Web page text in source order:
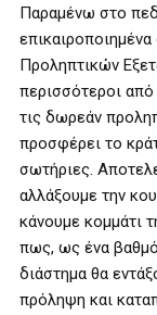
Παραμένω στο
Προληπτικών
περισσότεροι
τις δωρεάν
προσφέρει το
σωτήριες.
αλλάξουμε την
κάνουμε κομμάτι
πως, ως ένα
διάστημα θα
πρόληψη και